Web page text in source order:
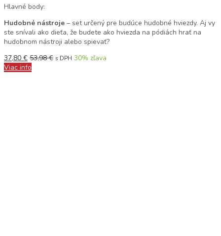
Hlavné body:
Hudobné nástroje – set určený pre budúce hudobné hviezdy. Aj vy
ste snívali ako dieťa, že budete ako hviezda na pódiách hrať na
hudobnom nástroji alebo spievať?
37,80 € 53,98€ s DPH 30% zľava
Viac info